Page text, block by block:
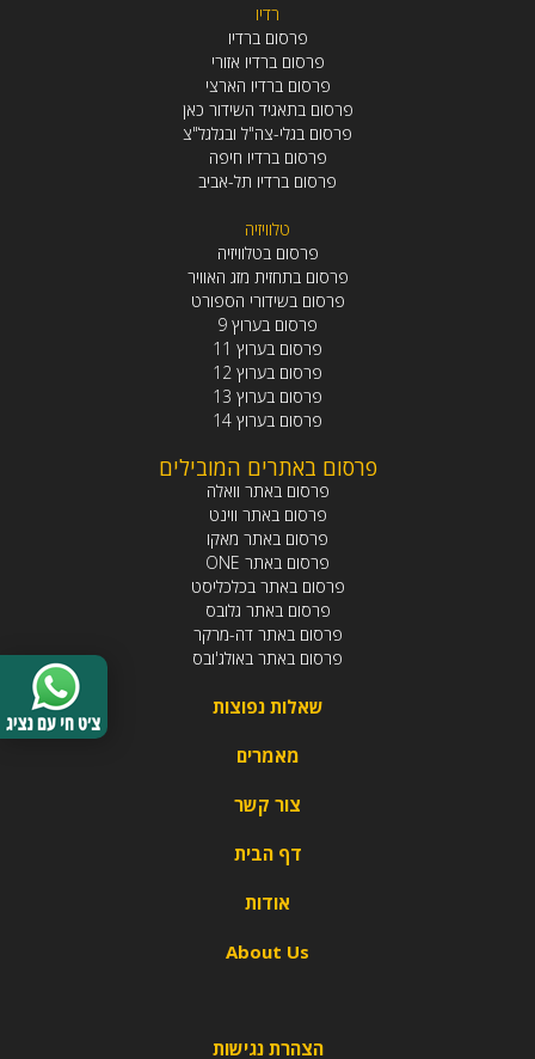
רדיו
פרסום ברדיו
פרסום ברדיו אזורי
פרסום ברדיו הארצי
פרסום בתאגיד השידור כאן
פרסום בגלי-צה"ל ובגלגל"צ
פרסום ברדיו חיפה
פרסום ברדיו תל-אביב
טלוויזיה
פרסום בטלוויזיה
פרסום בתחזית מזג האוויר
פרסום בשידורי הספורט
פרסום בערוץ 9
פרסום בערוץ 11
פרסום בערוץ 12
פרסום בערוץ 13
פרסום בערוץ 14
פרסום באתרים המובילים
פרסום באתר וואלה
פרסום באתר ווינט
פרסום באתר מאקו
פרסום באתר ONE
פרסום באתר בכלכליסט
פרסום באתר גלובס
פרסום באתר דה-מרקר
פרסום באתר באולג'ובס
שאלות נפוצות
מאמרים
צור קשר
דף הבית
אודות
About Us
הצהרת נגישות